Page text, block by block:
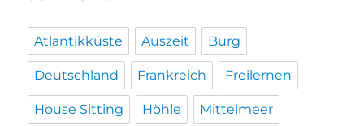
Atlantikküste Auszeit Burg
Deutschland Frankreich Freilernen
House Sitting Höhle Mittelmeer